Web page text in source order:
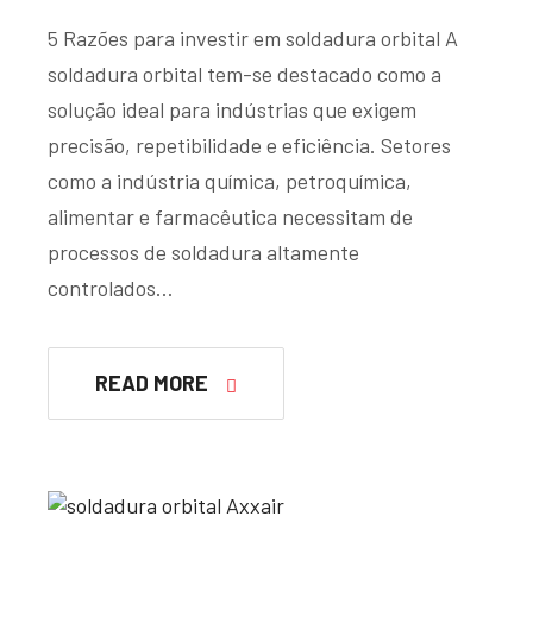
5 Razões para investir em soldadura orbital A
soldadura orbital tem-se destacado como a
solução ideal para indústrias que exigem
precisão, repetibilidade e eficiência. Setores
como a indústria química, petroquímica,
alimentar e farmacêutica necessitam de
processos de soldadura altamente
controlados…
READ MORE